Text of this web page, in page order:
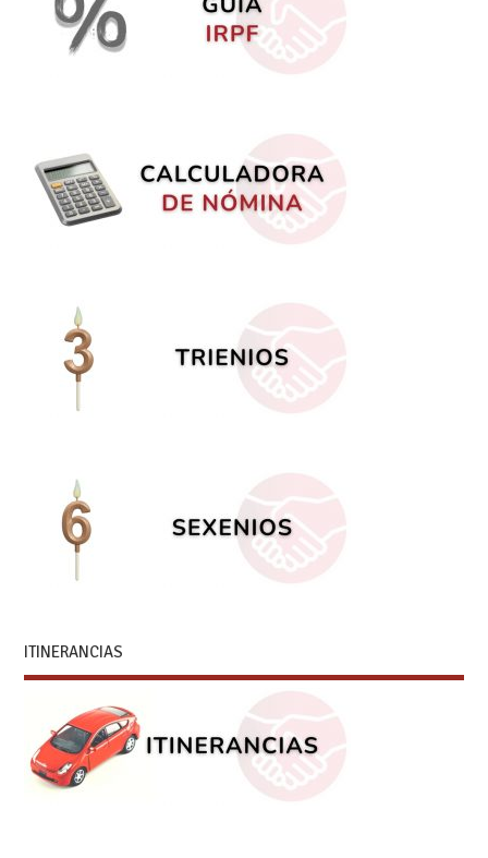
ITINERANCIAS